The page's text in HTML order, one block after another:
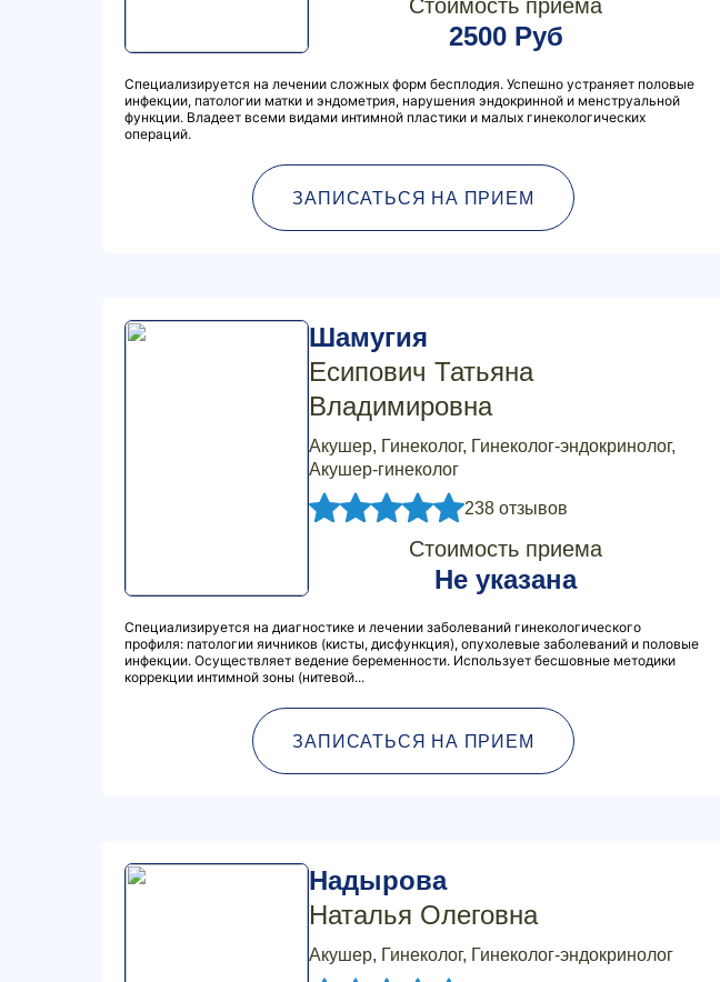
Стоимость приема
2500 Руб
Специализируется на лечении сложных форм бесплодия. Успешно устраняет половые
инфекции, патологии матки и эндометрия, нарушения эндокринной и менструальной
функции. Владеет всеми видами интимной пластики и малых гинекологических
операций.
ЗАПИСАТЬСЯ НА ПРИЕМ
Шамугия
Есипович Татьяна
Владимировна
Акушер, Гинеколог, Гинеколог-эндокринолог,
Акушер-гинеколог
238 отзывов
Стоимость приема
Не указана
Специализируется на диагностике и лечении заболеваний гинекологического
профиля: патологии яичников (кисты, дисфункция), опухолевые заболеваний и половые
инфекции. Осуществляет ведение беременности. Использует бесшовные методики
коррекции интимной зоны (нитевой...
ЗАПИСАТЬСЯ НА ПРИЕМ
Надырова
Наталья Олеговна
Акушер, Гинеколог, Гинеколог-эндокринолог